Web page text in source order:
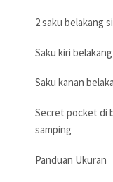
2 saku belakang
Saku kiri
Saku kanan
Secret pocket di
samping
Panduan Ukuran